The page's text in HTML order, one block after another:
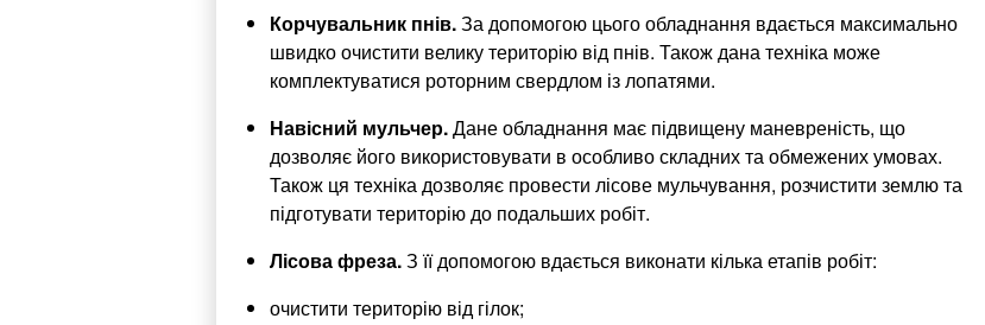
Корчувальник пнів.За допомогою цього обладнання вдається максимально
швидко очистити велику територію від пнів. Також дана техніка може
комплектуватися роторним свердлом із лопатями.
Навісний мульчер.Дане обладнання має підвищену маневреність, що
дозволяє його використовувати в особливо складних та обмежених умовах.
Також ця техніка дозволяє провести лісове мульчування, розчистити землю та
підготувати територію до подальших робіт.
Лісова фреза.З її допомогою вдається виконати кілька етапів робіт:
очистити територію від гілок;